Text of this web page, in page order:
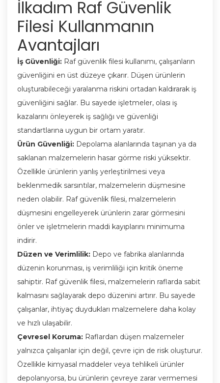
İlkadım Raf Güvenlik
Filesi Kullanmanın
Avantajları
İş Güvenliği: Raf güvenlik filesi kullanımı, çalışanların
güvenliğini en üst düzeye çıkarır. Düşen ürünlerin
oluşturabileceği yaralanma riskini ortadan kaldırarak iş
güvenliğini sağlar. Bu sayede işletmeler, olası iş
kazalarını önleyerek iş sağlığı ve güvenliği
standartlarına uygun bir ortam yaratır.
Ürün Güvenliği: Depolama alanlarında taşınan ya da
saklanan malzemelerin hasar görme riski yüksektir.
Özellikle ürünlerin yanlış yerleştirilmesi veya
beklenmedik sarsıntılar, malzemelerin düşmesine
neden olabilir. Raf güvenlik filesi, malzemelerin
düşmesini engelleyerek ürünlerin zarar görmesini
önler ve işletmelerin maddi kayıplarını minimuma
indirir.
Düzen ve Verimlilik: Depo ve fabrika alanlarında
düzenin korunması, iş verimliliği için kritik öneme
sahiptir. Raf güvenlik filesi, malzemelerin raflarda sabit
kalmasını sağlayarak depo düzenini artırır. Bu sayede
çalışanlar, ihtiyaç duydukları malzemelere daha kolay
ve hızlı ulaşabilir.
Çevresel Koruma: Raflardan düşen malzemeler
yalnızca çalışanlar için değil, çevre için de risk oluşturur.
Özellikle kimyasal maddeler veya tehlikeli ürünler
depolanıyorsa, bu ürünlerin çevreye zarar vermemesi